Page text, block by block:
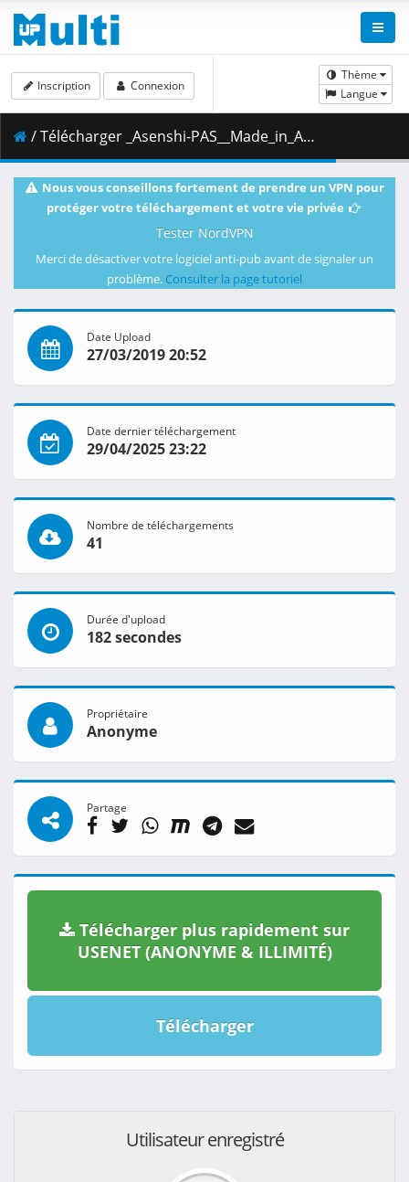
Thème
Langue
Inscription Connexion
/ Télécharger _Asenshi-PAS__Made_in_Abyss_-_02v2__BD_1080p_AAC___2E300BB4_.mkv.002 ( 443.66 MB )
Nous vous conseillons fortement de prendre un VPN pour
protéger votre téléchargement et votre vie privée
Tester NordVPN
Merci de désactiver votre logiciel anti-pub avant de signaler un
problème. Consulter la page tutoriel
Date Upload
27/03/2019 20:52
Date dernier téléchargement
29/04/2025 23:22
Nombre de téléchargements
41
Durée d'upload
182 secondes
Propriétaire
Anonyme
Partage
Télécharger plus rapidement sur
USENET (ANONYME & ILLIMITÉ)
Télécharger
Utilisateur enregistré